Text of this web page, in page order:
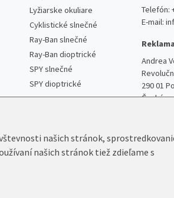
Lyžiarske okuliare
Cyklistické slnečné
Ray-Ban slnečné
Ray-Ban dioptrické
SPY slnečné
SPY dioptrické
Telefón:
E-mail:
Andrea
290 01
Česká
našich stránok,
našich stránok tiež zdieľame s